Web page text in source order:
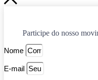
Participe do nosso
Nome
E-mail